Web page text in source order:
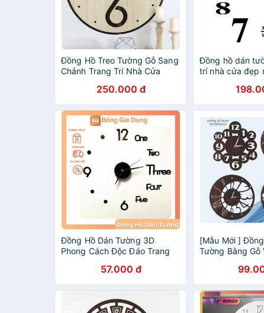
Đồng Hồ Treo Tường Gỗ Sang
Chảnh Trang Trí Nhà Cửa
250.000 đ
Đồng hồ dán
trí nhà cửa đẹp
Đồng Hồ Dán Tường 3D
Phong Cách Độc Đáo Trang
57.000 đ
[Mẫu Mới ]
Tường Bằng Gỗ